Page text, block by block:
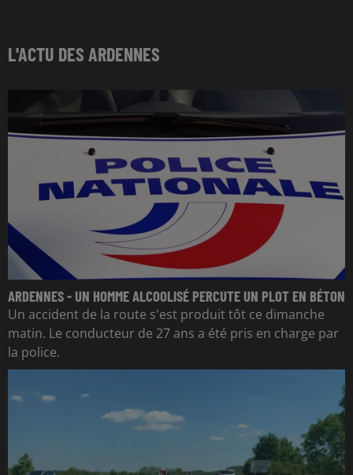
L'ACTU DES ARDENNES
ARDENNES - UN HOMME ALCOOLISÉ PERCUTE UN PLOT EN BÉTON
Un accident de la route s'est produit tôt ce dimanche
matin. Le conducteur de 27 ans a été pris en charge par
la police.